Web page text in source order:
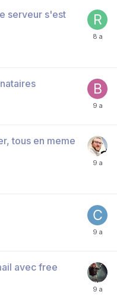
serveur s'est
tous en meme
avec free